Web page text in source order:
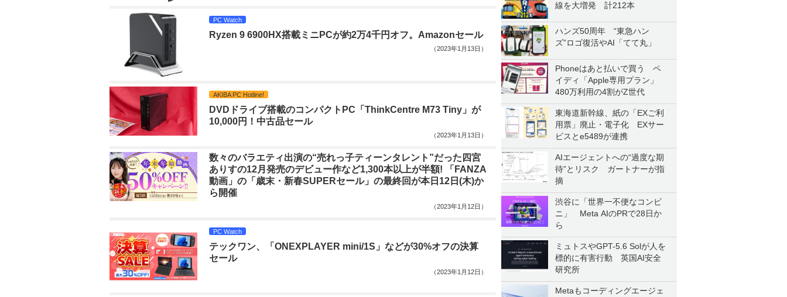
線を大増発 計212本
ハンズ50周年 “東急ハン
ズ”ロゴ復活やAI「てて丸」
Phoneはあと払いで買う ペ
イディ「Apple専用プラン」
480万利用の4割がZ世代
東海道新幹線、紙の「EXご利
用票」廃止・電子化 EXサー
ビスとe5489が連携
AIエージェントへの“過度な期
待”とリスク ガートナーが指
摘
渋谷に「世界一不便なコンビ
ニ」 Meta AIのPRで28日か
ら
ミュトスやGPT-5.6 Solが人を
標的に有害行動 英国AI安全
研究所
Metaもコーディングエージェ
PC Watch
Ryzen 9 6900HX搭載ミニPCが約2万4千円オフ。Amazonセール
（2023年1月13日）
AKIBA PC Hotline!
DVDドライブ搭載のコンパクトPC「ThinkCentre M73 Tiny」が
10,000円！中古品セール
（2023年1月13日）
数々のバラエティ出演の“売れっ子ティーンタレント”だった四宮
ありすの12月発売のデビュー作など1,300本以上が半額! 「FANZA
動画」の「歳末・新春SUPERセール」の最終回が本日12日(木)か
ら開催
（2023年1月12日）
PC Watch
テックワン、「ONEXPLAYER mini/1S」などが30%オフの決算
セール
（2023年1月12日）